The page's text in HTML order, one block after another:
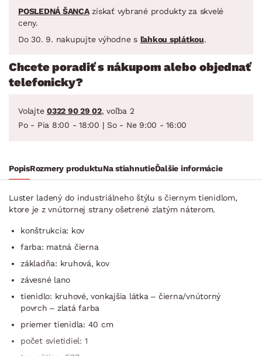
POSLEDNÁ ŠANCAzískať vybrané produkty za skvelé
ceny.
Do 30. 9. nakupujte výhodne s ľahkou splátkou.
Chcete poradiť s nákupom alebo objednať
telefonicky?
Volajte 0322 90 29 02, voľba 2
Po - Pia 8:00 - 18:00 | So - Ne 9:00 - 16:00
PopisRozmery produktuNa stiahnutieĎalšie informácie
Luster ladený do industriálneho štýlu s čiernym tienidlom,
ktore je z vnútornej strany ošetrené zlatým náterom.
konštrukcia: kov
farba: matná čierna
základňa: kruhová, kov
závesné lano
tienidlo: kruhové, vonkajšia látka – čierna/vnútorný
povrch – zlatá farba
priemer tienidla: 40 cm
počet svietidiel: 1